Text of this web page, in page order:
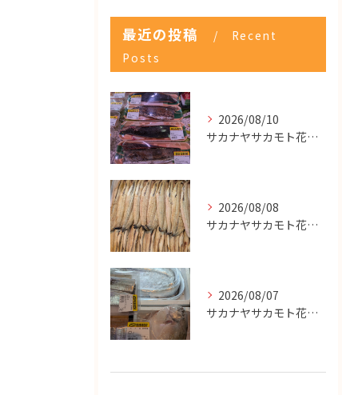
最近の投稿
Recent
Posts
2026/08/10
サカナヤサカモト花園店
2026/08/08
サカナヤサカモト花園店
2026/08/07
サカナヤサカモト花園店